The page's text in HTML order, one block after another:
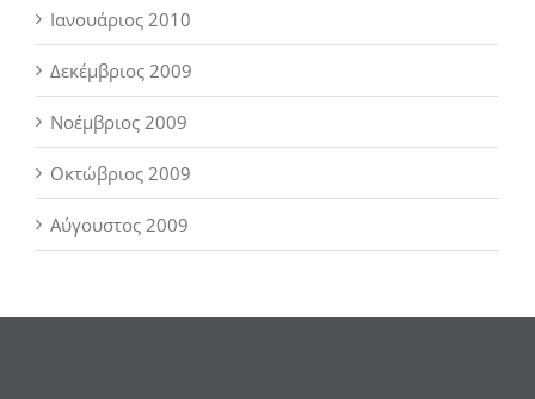
Ιανουάριος 2010
Δεκέμβριος 2009
Νοέμβριος 2009
Οκτώβριος 2009
Αύγουστος 2009